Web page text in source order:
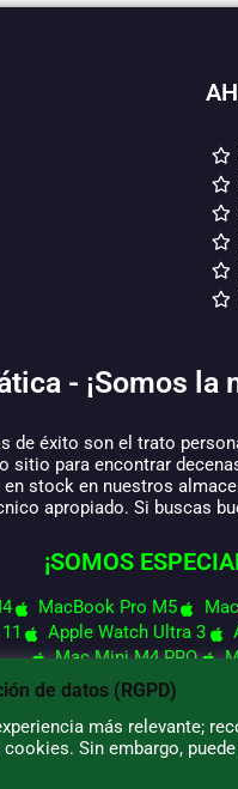
- ¡Somos la
de éxito son el trato
sitio para encontrar
stock en nuestros
apropiado. Si buscas
¡SOMOS
MacBook Pro M5
Apple Watch Ultra 3
Mac Mini M4 PRO
de datos (RGPD)
más relevante;
Sin embargo,